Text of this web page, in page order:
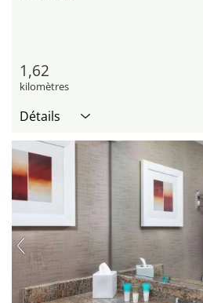
1,62
kilomètres
Détails